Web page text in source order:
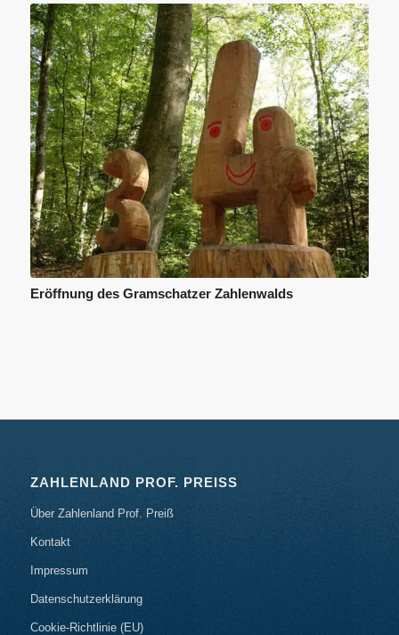
Eröffnung des Gramschatzer Zahlenwalds
ZAHLENLAND PROF. PREISS
Über Zahlenland Prof. Preiß
Kontakt
Impressum
Datenschutzerklärung
Cookie-Richtlinie (EU)